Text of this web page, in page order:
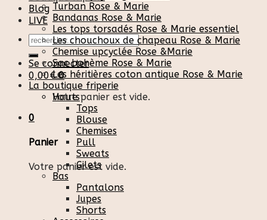
Blog
LIVE
Recherche
pour :
Se connecter
0,00€ 0
Votre panier est vide.
0
Panier
Votre panier est vide.
Turban Rose & Marie
Bandanas Rose & Marie
Les tops torsadés Rose & Marie essentiel
Les chouchoux de chapeau Rose & Marie
Chemise upcyclée Rose &Marie
Sac bohème Rose & Marie
Les héritières coton antique Rose & Marie
La boutique friperie
Hauts
Tops
Blouse
Chemises
Pull
Sweats
Gilets
Bas
Pantalons
Jupes
Shorts